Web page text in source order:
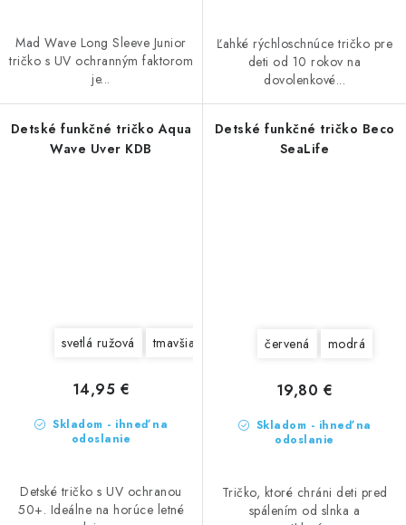
Mad Wave Long Sleeve Junior
tričko s UV ochranným faktorom
je...
Ľahké rýchloschnúce tričko pre
deti od 10 rokov na
dovolenkové...
Detské funkčné tričko Aqua
Wave Uver KDB
svetlá ružová tmavšia ružová
Skladom - ihneď na
odoslanie
14,95 €
Detské tričko s UV ochranou
50+. Ideálne na horúce letné
Detské funkčné tričko Beco
SeaLife
červená modrá
Skladom - ihneď na
odoslanie
19,80 €
Tričko, ktoré chráni deti pred
spálením od slnka a